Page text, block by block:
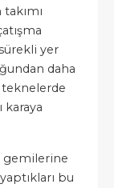
yer
daha
teknelerde
gemilerine
bu